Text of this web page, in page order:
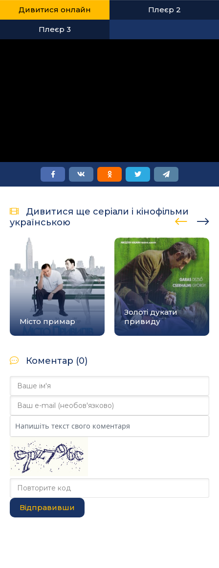
Дивитися онлайн Плеєр 2
Плеєр 3
Дивитися ще серіали і кінофільми
українською
Місто примар
Золоті дукати
привиду
Коментар (0)
Відправивши